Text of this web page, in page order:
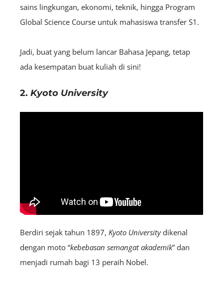
sains lingkungan, ekonomi, teknik, hingga Program
Global Science Course untuk mahasiswa transfer S1.
Jadi, buat yang belum lancar Bahasa Jepang, tetap
ada kesempatan buat kuliah di sini!
2. Kyoto University
Berdiri sejak tahun 1897, Kyoto Universitydikenal
dengan moto “kebebasan semangat akademik” dan
menjadi rumah bagi 13 peraih Nobel.